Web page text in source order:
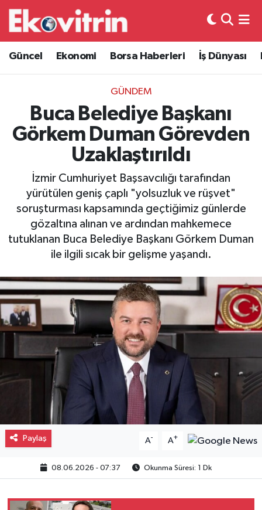
Güncel Ekonomi Borsa Haberleri İş Dünyası
GÜNDEM
Buca Belediye Başkanı
Görkem Duman Görevden
Uzaklaştırıldı
İzmir Cumhuriyet Başsavcılığı tarafından
yürütülen geniş çaplı "yolsuzluk ve rüşvet"
soruşturması kapsamında geçtiğimiz günlerde
gözaltına alınan ve ardından mahkemece
tutuklanan Buca Belediye Başkanı Görkem Duman
ile ilgili sıcak bir gelişme yaşandı.
Paylaş A- A+
08.06.2026 - 07:37 Okunma Süresi: 1 Dk
Güncel
Ekonomi
Borsa Haberleri
İş Dünyası
Otovitrin
Asayiş
Magazin
Gayrimenkul
Spor
Hava Durumu
Trafik Durumu
Süper Lig Puan Durumu ve Fikstür
Tüm Manşetler
Son Dakika Haberleri
Haber Arşivi